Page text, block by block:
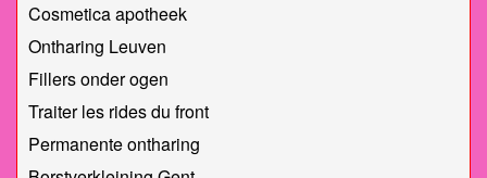
Cosmetica apotheek
Ontharing Leuven
Fillers onder ogen
Traiter les rides du front
Permanente ontharing